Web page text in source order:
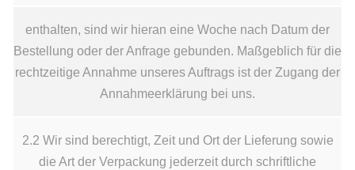
enthalten, sind wir hieran eine Woche nach Datum der
Bestellung oder der Anfrage gebunden. Maßgeblich für die
rechtzeitige Annahme unseres Auftrags ist der Zugang der
Annahmeerklärung bei uns.
2.2 Wir sind berechtigt, Zeit und Ort der Lieferung sowie
die Art der Verpackung jederzeit durch schriftliche